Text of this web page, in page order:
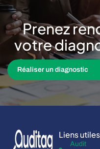
Prenez
votre
Réaliser un diagnostic
Liens utiles
Audit